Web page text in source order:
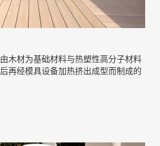
木材为基础材料与热塑性高分子材料
再经模具设备加热挤出成型而制成的